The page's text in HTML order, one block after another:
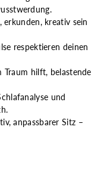
erkunden, kreativ sein
respektieren deinen
Traum hilft, belastende
und
anpassbarer Sitz –